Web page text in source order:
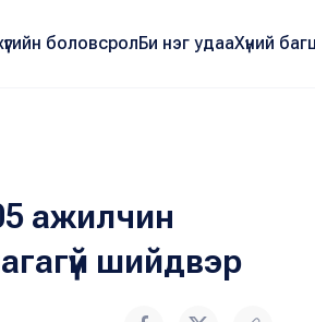
боловсролБи нэг удааХүний
ажилчин
шийдвэр